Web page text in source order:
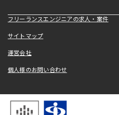
フリーランスエンジニアの求人・案件
サイトマップ
運営会社
個人様のお問い合わせ